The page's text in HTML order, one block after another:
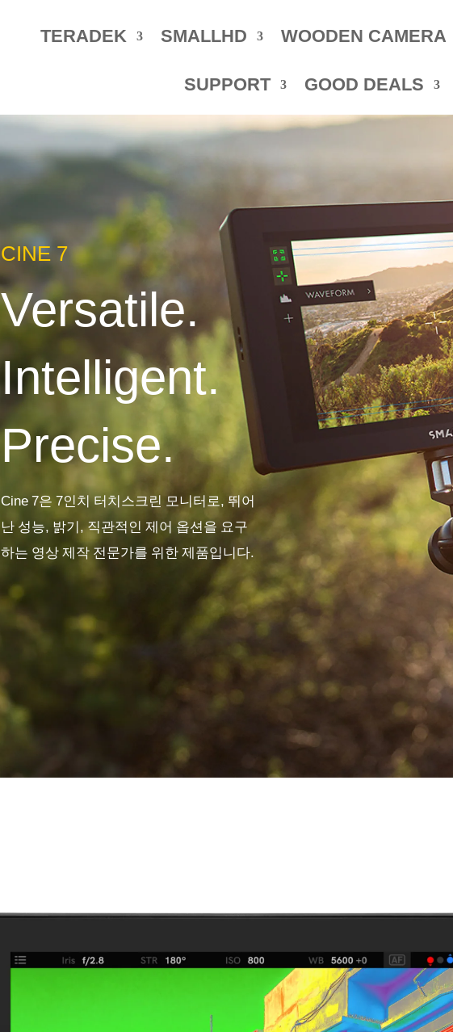
TERADEK SMALLHD WOODEN CAMERA
SUPPORT GOOD DEALS
CINE 7
Versatile.
Intelligent.
Precise.
Cine 7은 7인치 터치스크린 모니터로, 뛰어
난 성능, 밝기,직관적인 제어 옵션을 요구
하는 영상 제작 전문가를 위한 제품입니다.